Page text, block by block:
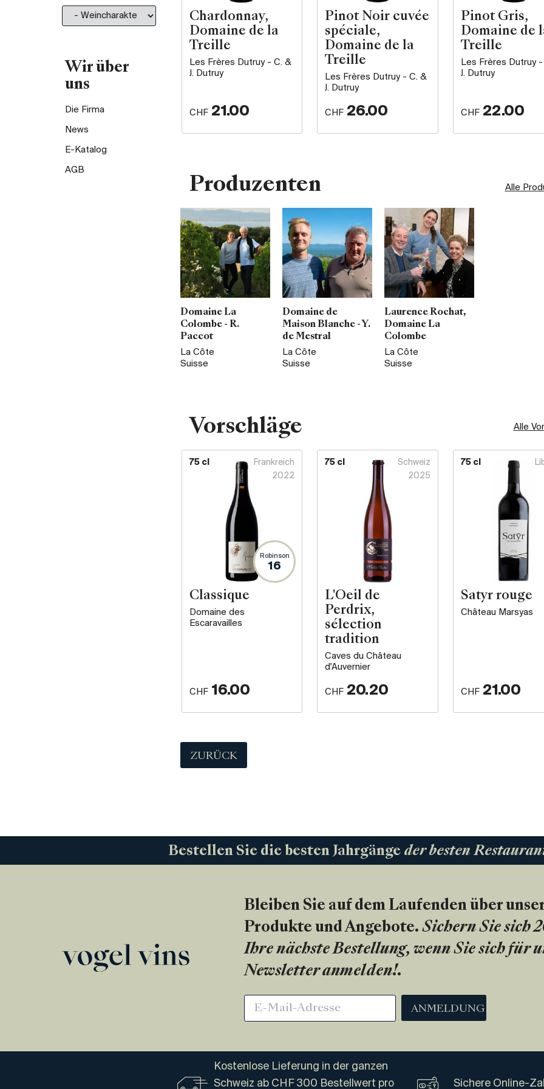
Wir über
uns
Die Firma
News
E-Katalog
AGB
Chardonnay,
Domaine de la
Treille
Les Frères Dutruy - C. &
J. Dutruy
CHF 21.00
Pinot Noir cuvée
spéciale,
Domaine de la
Treille
Les Frères Dutruy - C. &
J. Dutruy
CHF 26.00
Pinot Gris,
Domaine de
Treille
Les Frères Dutruy -
J. Dutruy
CHF 22.00
Produzenten Alle
Domaine La
Colombe - R.
Paccot
La Côte
Suisse
Domaine de
Maison Blanche - Y.
de Mestral
La Côte
Suisse
Laurence Rochat,
Domaine La
Colombe
La Côte
Suisse
Vorschläge Alle
75 cl
Frankreich
2022
Robinson
16
Classique
Domaine des
Escaravailles
CHF 16.00
75 cl
Schweiz
2025
L'Oeil de
Perdrix,
sélection
tradition
Caves du Château
d'Auvernier
CHF 20.20
75 cl
Satyr rouge
Château Marsyas
CHF 21.00
ZURÜCK
Bestellen Sie die besten Jahrgänge der besten
Bleiben Sie auf dem Laufenden über
Produkte und Angebote. Sichern Sie sich
Ihre nächste Bestellung, wenn Sie sich für
Newsletter anmelden!.
ANMELDUNG
Kostenlose Lieferung in der ganzen
Schweiz ab CHF 300 Bestellwert pro
Sichere Online-